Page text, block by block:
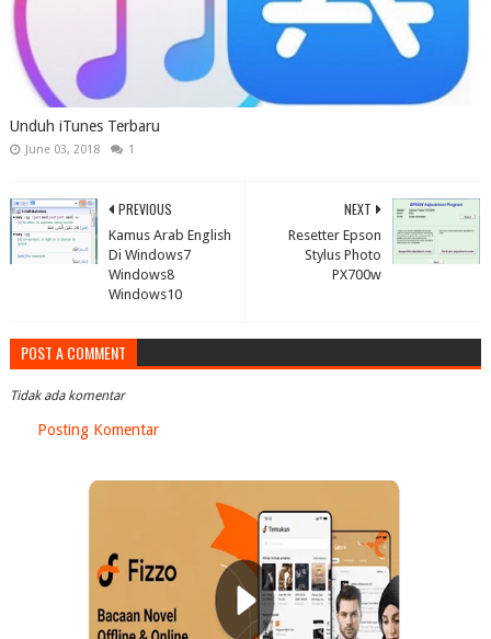
Unduh iTunes Terbaru
June 03, 2018 1
NEXT
Resetter Epson
Stylus Photo
PX700w
PREVIOUS
Kamus Arab English
Di Windows7
Windows8
Windows10
POST A COMMENT
Tidak ada komentar
Posting Komentar